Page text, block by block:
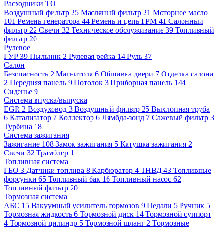
Расходники ТО
Воздушный фильтр 25 Масляный фильтр 21 Моторное масло
101 Ремень генератора 44 Ремень и цепь ГРМ 41 Салонный
фильтр 22 Свечи 32 Техническое обслуживание 39 Топливный
фильтр 20
Рулевое
ГУР 39 Пыльник 2 Рулевая рейка 14 Руль 37
Салон
Безопасность 2 Магнитола 6 Обшивка двери 7 Отделка салона
2 Передняя панель 9 Потолок 3 Приборная панель 144
Сиденье 9
Система впуска/выпуска
EGR 2 Воздуховод 3 Воздушный фильтр 25 Выхлопная труба
6 Катализатор 7 Коллектор 6 Лямбда-зонд 7 Сажевый фильтр 3
Турбина 18
Система зажигания
Зажигание 108 Замок зажигания 5 Катушка зажигания 2
Свечи 32 Трамблер 1
Топливная система
ГБО 3 Датчики топлива 8 Карбюратор 4 ТНВД 43 Топливные
форсунки 65 Топливный бак 16 Топливный насос 62
Топливный фильтр 20
Тормозная система
АБС 15 Вакуумный усилитель тормозов 9 Педали 5 Ручник 5
Тормозная жидкость 6 Тормозной диск 14 Тормозной суппорт
4 Тормозной цилиндр 5 Тормозной шланг 2 Тормозные